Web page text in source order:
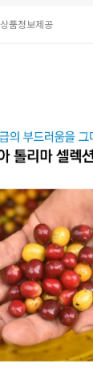
상품정보제공